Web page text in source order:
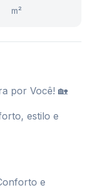
m²
por Você! 🏡
estilo e
e